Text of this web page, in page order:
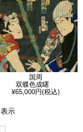
国周
双蝶色成曙
¥65,000円(税込)
示